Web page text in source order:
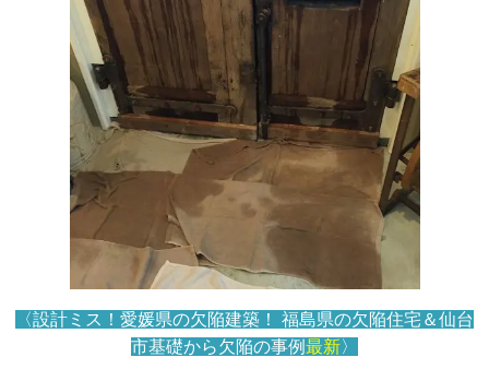
〈設計ミス！愛媛県の欠陥建築！ 福島県の欠陥住宅＆仙台
市基礎から欠陥の事例最新〉